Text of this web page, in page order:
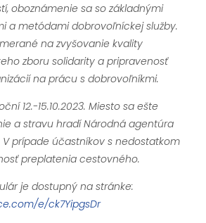
oboznámenie sa so základnými
a metódami dobrovoľníckej služby.
na zvyšovanie kvality
zboru solidarity a pripravenosť
na prácu s dobrovoľníkmi.
12.-15.10.2023. Miesto sa ešte
a stravu hradí Národná agentúra
V prípade účastníkov s nedostatkom
preplatenia cestovného.
je dostupný na stránke:
e/ck7YipgsDr